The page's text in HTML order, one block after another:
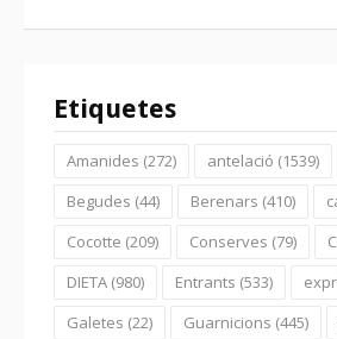
Etiquetes
Amanides (272) antelació (1539)
Begudes (44) Berenars (410)
Cocotte (209) Conserves (79)
DIETA (980) Entrants (533)
Galetes (22) Guarnicions (445)